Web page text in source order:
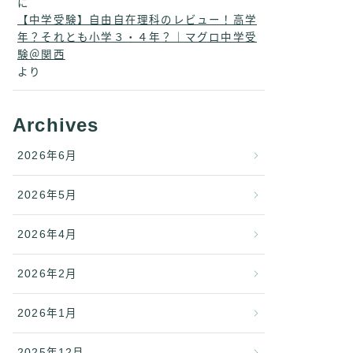
に
【中学受験】自由自在理科のレビュー！高学
年？それとも小学３・４年？｜マグロ中学受
験＠関西
より
Archives
2026年6月
2026年5月
2026年4月
2026年2月
2026年1月